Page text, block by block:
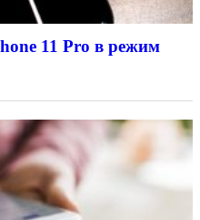
11 Pro в режим